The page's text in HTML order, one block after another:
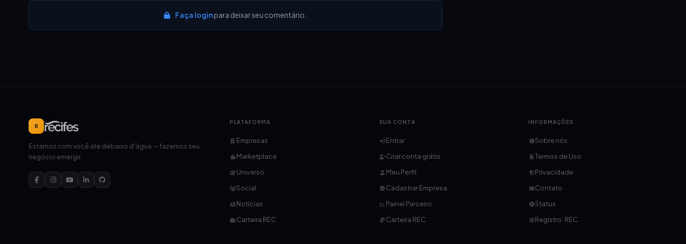
Faça loginpara deixar seu comentário.
R
Estamos com você até debaixo d'água — fazemos seu
negócio emergir.
PLATAFORMA
Empresas
Marketplace
Universo
Social
Notícias
Carteira REC
SUA CONTA
Entrar
Criar conta grátis
Meu Perfil
Cadastrar Empresa
Painel Parceiro
Carteira REC
INFORMAÇÕES
Sobre nós
Termos de Uso
Privacidade
Contato
Status
Registro .REC